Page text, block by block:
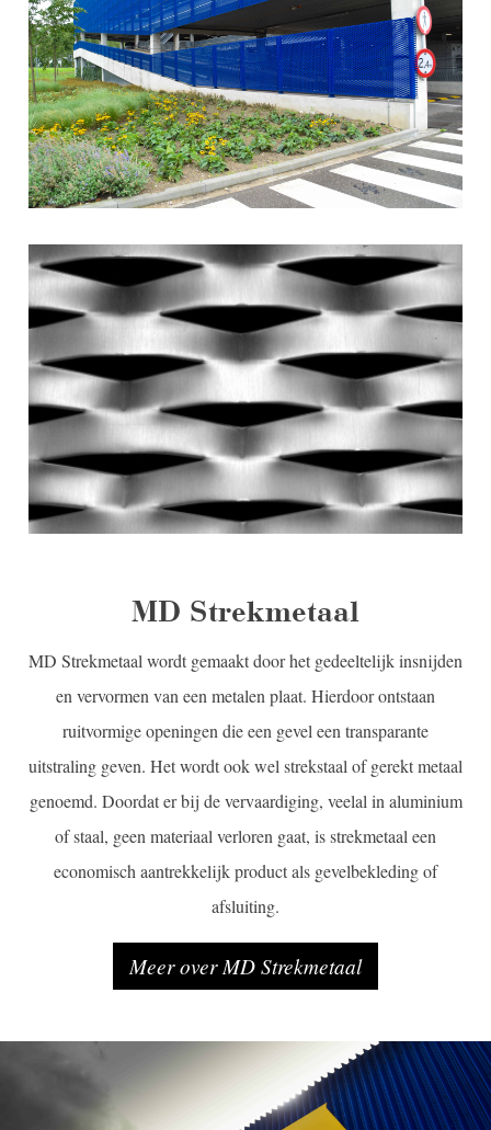
MD Strekmetaal
MD Strekmetaal wordt gemaakt door het gedeeltelijk insnijden
en vervormen van een metalen plaat. Hierdoor ontstaan
ruitvormige openingen die een gevel een transparante
uitstraling geven. Het wordt ook wel strekstaal of gerekt metaal
genoemd. Doordat er bij de vervaardiging, veelal in aluminium
of staal, geen materiaal verloren gaat, is strekmetaal een
economisch aantrekkelijk product als gevelbekleding of
afsluiting.
Meer over MD Strekmetaal